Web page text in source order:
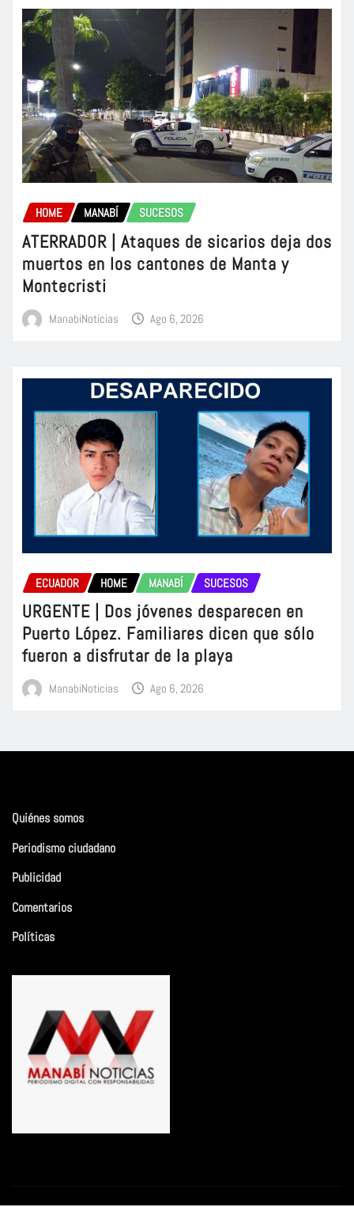
HOME MANABÍ SUCESOS
ATERRADOR | Ataques de sicarios deja dos
muertos en los cantones de Manta y
Montecristi
ManabiNoticias Ago 6, 2026
ECUADOR HOME MANABÍ SUCESOS
URGENTE | Dos jóvenes desparecen en
Puerto López. Familiares dicen que sólo
fueron a disfrutar de la playa
ManabiNoticias Ago 6, 2026
Quiénes somos
Periodismo ciudadano
Publicidad
Comentarios
Políticas